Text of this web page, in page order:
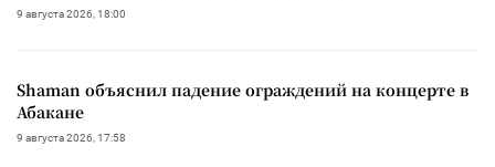
9 августа 2026, 18:00
Shaman объяснил падение ограждений на концерте в
Абакане
9 августа 2026, 17:58